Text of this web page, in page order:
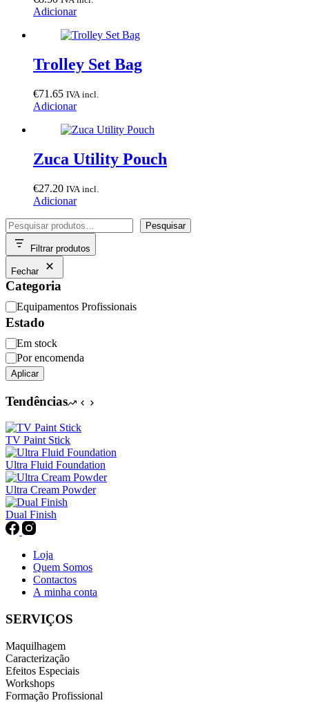
Adicionar
Trolley Set Bag
€71.65 IVA incl.
Adicionar
Zuca Utility Pouch
€27.20 IVA incl.
Adicionar
Pesquisar
Pesquisar
Filtrar produtos
Fechar
Categoria
Categoria
Equipamentos Profissionais
Estado
Disponibilidade
Em stock
Por encomenda
Aplicar
Tendências
TV Paint Stick
Ultra Fluid Foundation
Ultra Cream Powder
Dual Finish
Loja
Quem Somos
Contactos
A minha conta
SERVIÇOS
Maquilhagem
Caracterização
Efeitos Especiais
Workshops
Formação Profissional